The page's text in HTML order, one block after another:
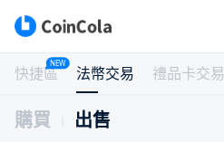
快捷區
NEW
法幣交易 禮品卡交易
購買 出售